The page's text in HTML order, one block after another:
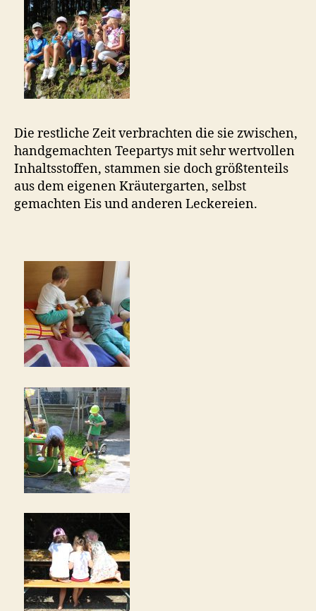
Die restliche Zeit verbrachten die sie zwischen,
handgemachten Teepartys mit sehr wertvollen
Inhaltsstoffen, stammen sie doch größtenteils
aus dem eigenen Kräutergarten, selbst
gemachten Eis und anderen Leckereien.